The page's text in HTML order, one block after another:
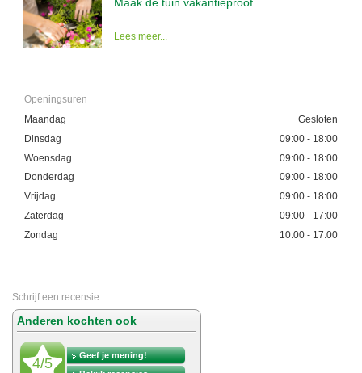
Lees meer...
Openingsuren
Maandag
Gesloten
Dinsdag
09:00 - 18:00
Woensdag
09:00 - 18:00
Donderdag
09:00 - 18:00
Vrijdag
09:00 - 18:00
Zaterdag
09:00 - 17:00
Zondag
10:00 - 17:00
Schrijf een recensie...